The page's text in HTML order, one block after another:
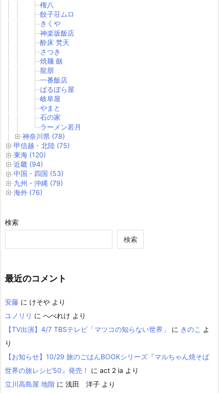
権八
餃子荘ムロ
きくや
神楽坂飯店
酔床 梵天
さつき
焼麺 劔
龍朋
一番飯店
ばるぼら屋
岐阜屋
やまと
石の家
ラーメン若月
神奈川県 (78)
甲信越・北陸 (75)
東海 (120)
近畿 (94)
中国・四国 (53)
九州・沖縄 (79)
海外 (76)
検索
検索
最近のコメント
安藤 に けそや より
ユノリリ に へべれけ より
【TV出演】4/7 TBSテレビ「マツコの知らない世界」
に きのこ よ
り
【お知らせ】10/29 旅のごはんBOOKシリーズ『マルちゃん焼そば
世界の旅レシピ50』発売！
に act 2 ia より
立川高島屋 地階 に 浅田 洋子 より